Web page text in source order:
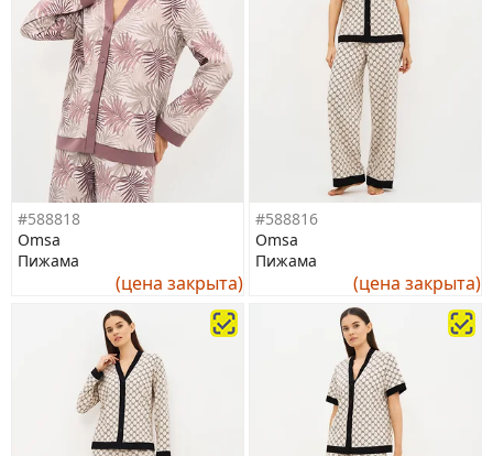
#588818
Omsa
Пижама
(цена закрыта)
#588816
Omsa
Пижама
(цена закрыта)